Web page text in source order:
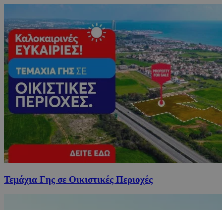
Τεμάχια Γης σε Οικιστικές Περιοχές